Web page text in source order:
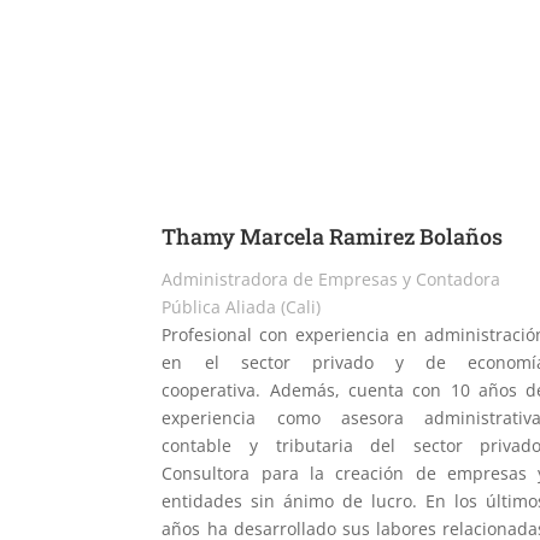
Thamy Marcela Ramirez Bolaños
Administradora de Empresas y Contadora
Pública Aliada (Cali)
Profesional con experiencia en
en el sector privado y de
cooperativa. Además, cuenta con 10 años
experiencia como asesora
contable y tributaria del sector
Consultora para la creación de empresas
entidades sin ánimo de lucro. En los
años ha desarrollado sus labores